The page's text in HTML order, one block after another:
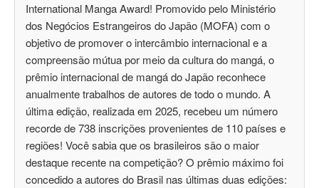
International Manga Award! Promovido pelo Ministério
dos Negócios Estrangeiros do Japão (MOFA) com o
objetivo de promover o intercâmbio internacional e a
compreensão mútua por meio da cultura do mangá, o
prêmio internacional de mangá do Japão reconhece
anualmente trabalhos de autores de todo o mundo. A
última edição, realizada em 2025, recebeu um número
recorde de 738 inscrições provenientes de 110 países e
regiões! Você sabia que os brasileiros são o maior
destaque recente na competição? O prêmio máximo foi
concedido a autores do Brasil nas últimas duas edições: